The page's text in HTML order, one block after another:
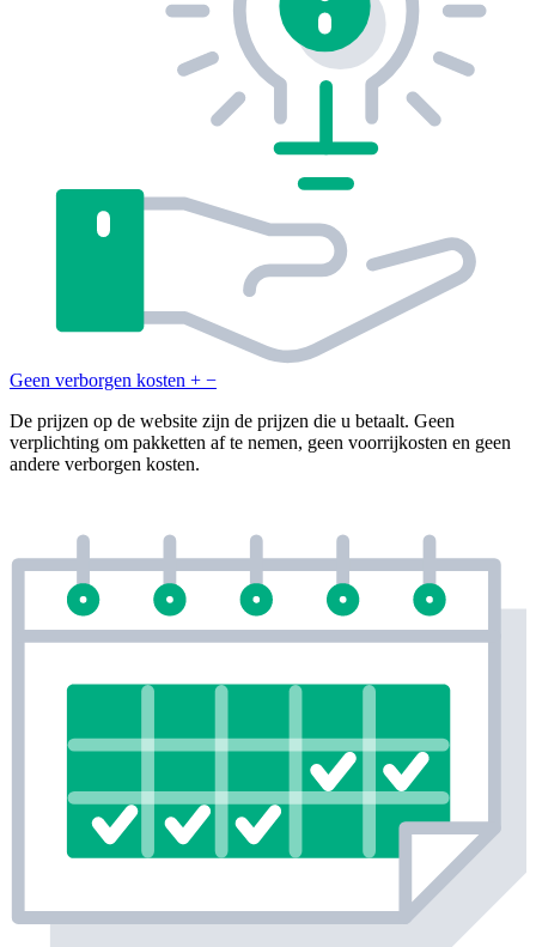
Geen verborgen kosten + −
De prijzen op de website zijn de prijzen die u betaalt. Geen
verplichting om pakketten af te nemen, geen voorrijkosten en geen
andere verborgen kosten.